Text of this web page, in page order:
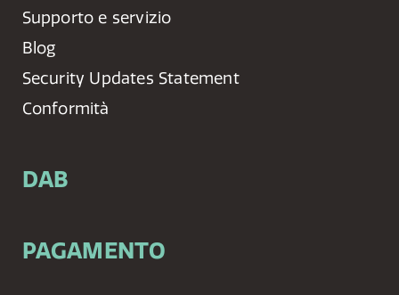
Supporto e servizio
Blog
Security Updates Statement
Conformità
DAB
PAGAMENTO